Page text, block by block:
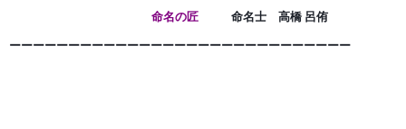
命名の匠
命名士 高橋 呂侑
ーーーーーーーーーーーーーーーーーーーーーーーーーーーーー